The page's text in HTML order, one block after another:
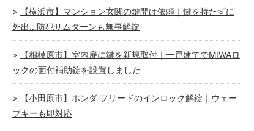
【横浜市】マンション玄関の鍵開け依頼｜鍵を持たずに
外出…防犯サムターンも無事解錠
【相模原市】室内扉に鍵を新規取付｜一戸建てでMIWAロ
ックの面付補助錠を設置しました
【小田原市】ホンダ フリードのインロック解錠｜ウェー
ブキーも即対応